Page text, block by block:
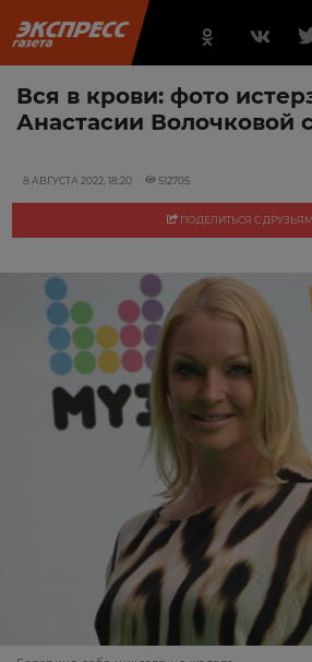
Вся в крови: фото
Анастасии Волочковой
8 АВГУСТА 2022, 18:20 512705
ПОДЕЛИТЬСЯ С